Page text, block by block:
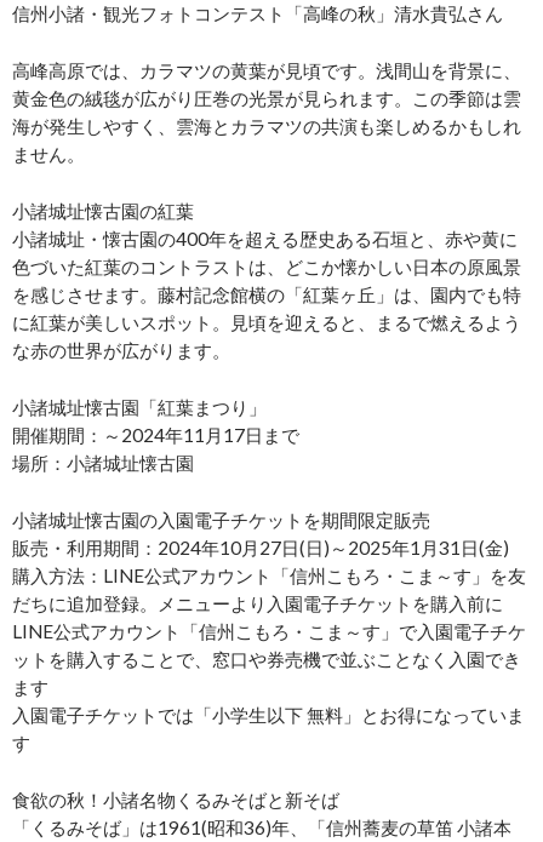
信州小諸・観光フォトコンテスト「高峰の秋」清水貴弘さん
高峰高原では、カラマツの黄葉が見頃です。浅間山を背景に、
黄金色の絨毯が広がり圧巻の光景が見られます。この季節は雲
海が発生しやすく、雲海とカラマツの共演も楽しめるかもしれ
ません。
小諸城址懐古園の紅葉
小諸城址・懐古園の400年を超える歴史ある石垣と、赤や黄に
色づいた紅葉のコントラストは、どこか懐かしい日本の原風景
を感じさせます。藤村記念館横の「紅葉ヶ丘」は、園内でも特
に紅葉が美しいスポット。見頃を迎えると、まるで燃えるよう
な赤の世界が広がります。
小諸城址懐古園「紅葉まつり」
開催期間：～2024年11月17日まで
場所：小諸城址懐古園
小諸城址懐古園の入園電子チケットを期間限定販売
販売・利用期間：2024年10月27日(日)～2025年1月31日(金)
購入方法：LINE公式アカウント「信州こもろ・こま～す」を友
だちに追加登録。メニューより入園電子チケットを購入前に
LINE公式アカウント「信州こもろ・こま～す」で入園電子チケ
ットを購入することで、窓口や券売機で並ぶことなく入園でき
ます
入園電子チケットでは「小学生以下 無料」とお得になっていま
す
食欲の秋！小諸名物くるみそばと新そば
「くるみそば」は1961(昭和36)年、「信州蕎麦の草笛 小諸本